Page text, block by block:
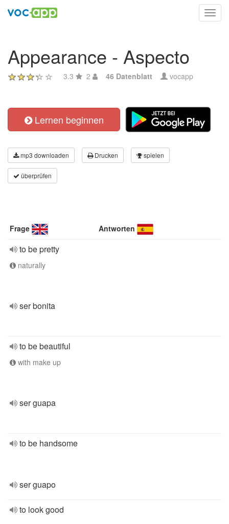
Appearance - Aspecto
3.3 2 46 Datenblatt vocapp
Lernen beginnen
mp3 downloaden Drucken spielen
überprüfen
Frage Antworten
to be pretty
naturally
ser bonita
to be beautiful
with make up
ser guapa
to be handsome
ser guapo
to look good